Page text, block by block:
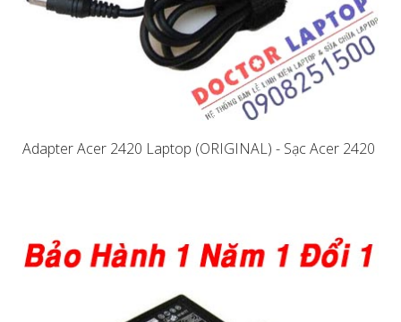
Adapter Acer 2420 Laptop (ORIGINAL) - Sạc Acer 2420